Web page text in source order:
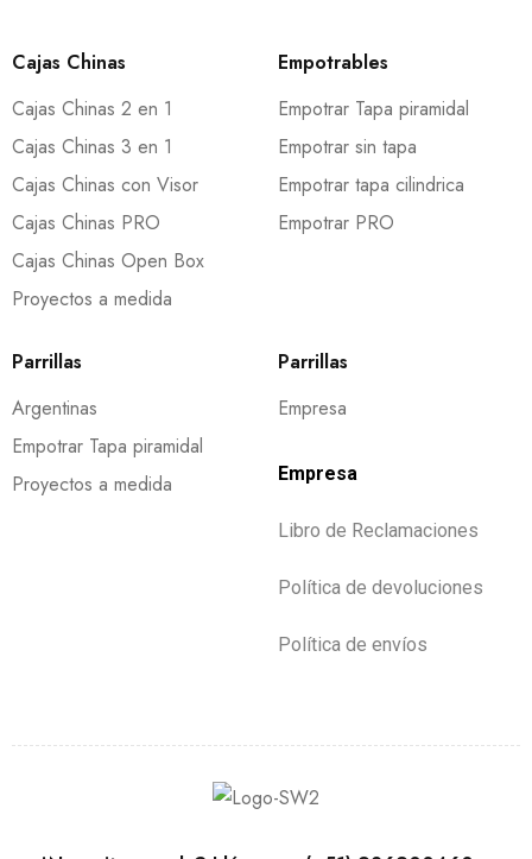
Cajas Chinas
Cajas Chinas 2 en 1
Cajas Chinas 3 en 1
Cajas Chinas con Visor
Cajas Chinas PRO
Cajas Chinas Open Box
Proyectos a medida
Empotrables
Empotrar Tapa piramidal
Empotrar sin tapa
Empotrar tapa cilindrica
Empotrar PRO
Parrillas
Argentinas
Empotrar Tapa piramidal
Proyectos a medida
Parrillas
Empresa
Empresa
Libro de Reclamaciones
Política de devoluciones
Política de envíos